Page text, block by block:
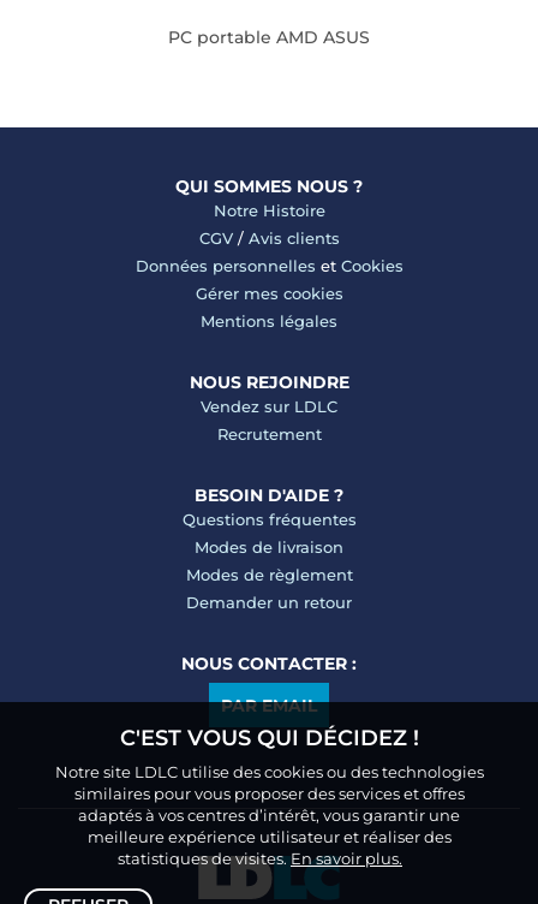
PC portable AMD ASUS
QUI SOMMES NOUS ?
Notre Histoire
CGV/ Avis clients
Données personnelles et Cookies
Gérer mes cookies
Mentions légales
NOUS REJOINDRE
Vendez sur LDLC
Recrutement
BESOIN D'AIDE ?
Questions fréquentes
Modes de livraison
Modes de règlement
Demander un retour
NOUS CONTACTER :
PAR EMAIL
C'EST VOUS QUI DÉCIDEZ !
Notre site LDLC utilise des cookies ou des technologies
similaires pour vous proposer des services et offres
adaptés à vos centres d’intérêt, vous garantir une
meilleure expérience utilisateur et réaliser des
statistiques de visites.En savoir plus.